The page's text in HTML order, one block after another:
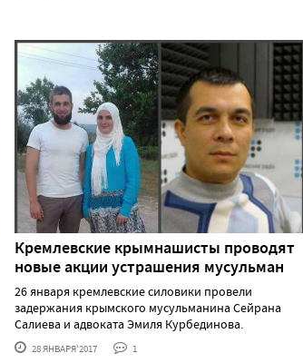
Кремлевские крымнашисты проводят
новые акции устрашения мусульман
26 января кремлевские силовики провели
задержания крымского мусульманина Сейрана
Салиева и адвоката Эмиля Курбединова.
28 ЯНВАРЯ'2017 1